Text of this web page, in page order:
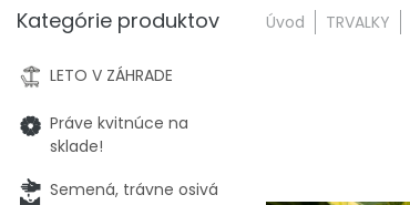
Úvod TRVALKY
Kategórie produktov
LETO V ZÁHRADE
Práve kvitnúce na
sklade!
Semená, trávne osivá